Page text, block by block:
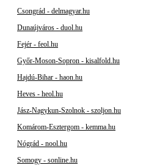
Csongrád - delmagyar.hu
Dunaújváros - duol.hu
Fejér - feol.hu
Győr-Moson-Sopron - kisalfold.hu
Hajdú-Bihar - haon.hu
Heves - heol.hu
Jász-Nagykun-Szolnok - szoljon.hu
Komárom-Esztergom - kemma.hu
Nógrád - nool.hu
Somogy - sonline.hu